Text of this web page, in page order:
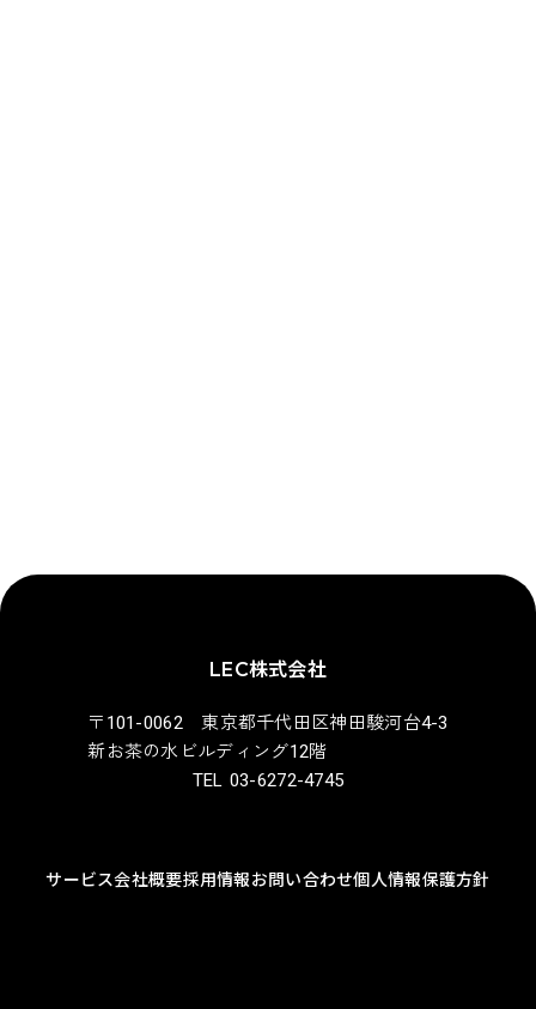
LEC株式会社
〒101-0062 東京都千代田区神田駿河台4-3
新お茶の水ビルディング12階
TEL 03-6272-4745
サービス会社概要採用情報お問い合わせ個人情報保護方針